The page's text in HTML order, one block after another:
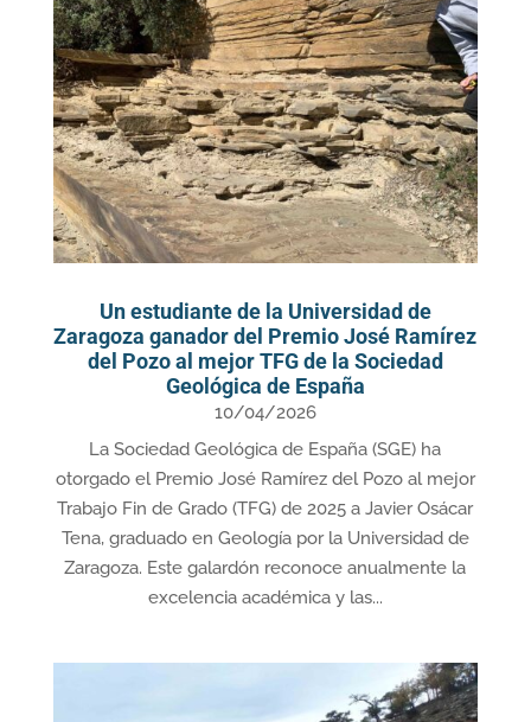
Un estudiante de la Universidad de
Zaragoza ganador del Premio José Ramírez
del Pozo al mejor TFG de la Sociedad
Geológica de España
10/04/2026
La Sociedad Geológica de España (SGE) ha
otorgado el Premio José Ramírez del Pozo al mejor
Trabajo Fin de Grado (TFG) de 2025 a Javier Osácar
Tena, graduado en Geología por la Universidad de
Zaragoza. Este galardón reconoce anualmente la
excelencia académica y las...